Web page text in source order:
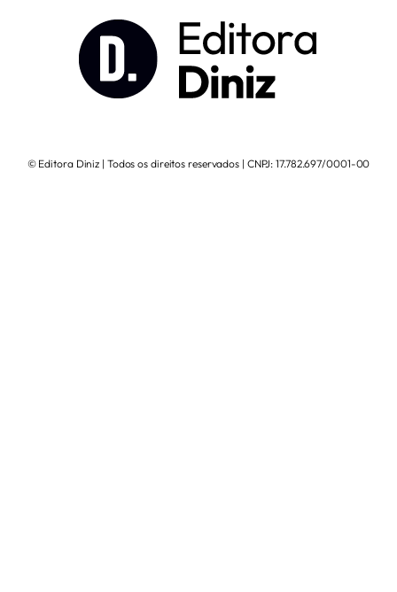
© Editora Diniz | Todos os direitos reservados | CNPJ: 17.782.697/0001-00